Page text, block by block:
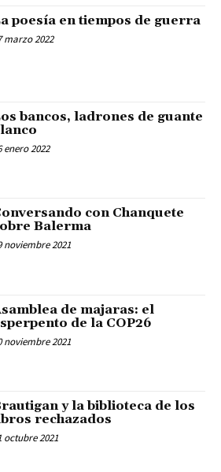
poesía en tiempos de guerra
marzo 2022
bancos, ladrones de guante
enero 2022
con Chanquete
Balerma
noviembre 2021
de majaras: el
de la COP26
noviembre 2021
y la biblioteca de los
rechazados
octubre 2021